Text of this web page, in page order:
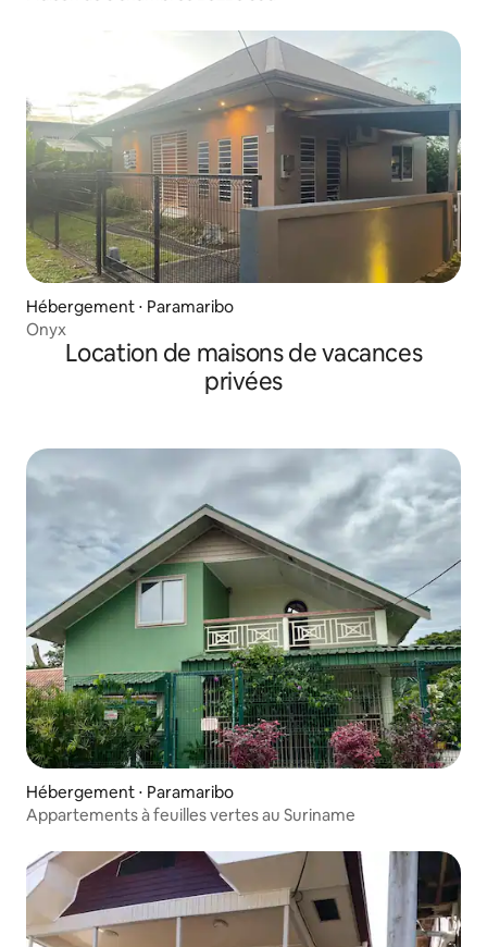
Hébergement ⋅ Paramaribo
Onyx
Location de maisons de vacances
privées
Hébergement ⋅ Paramaribo
Appartements à feuilles vertes au Suriname